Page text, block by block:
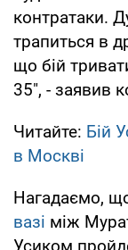
контратаки.
трапиться в
що бій
35", - заявив
Читайте: Бій
в Москві
Нагадаємо,
вазі між
Усиком